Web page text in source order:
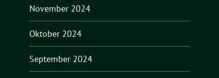
November 2024
Oktober 2024
September 2024